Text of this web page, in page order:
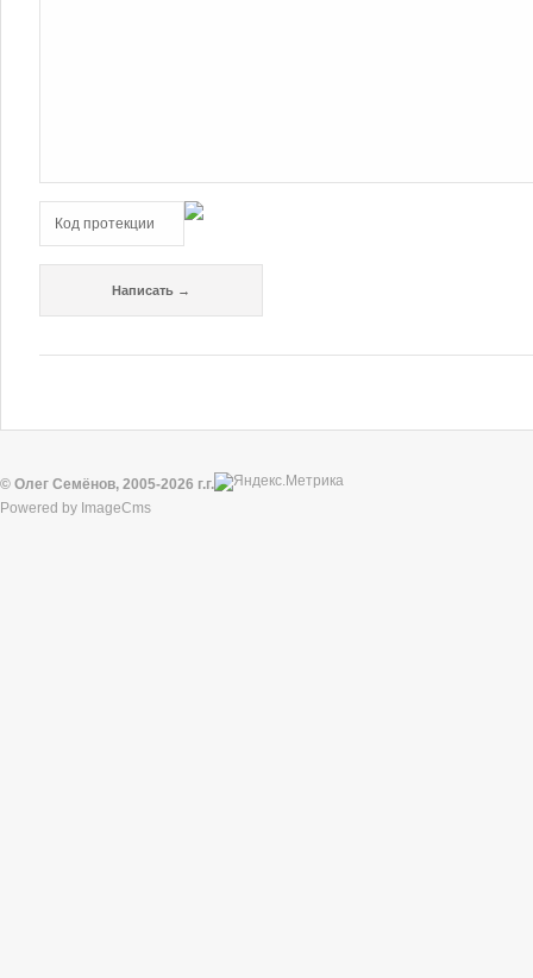
© Олег Семёнов, 2005-2026 г.г.
Powered by ImageCms